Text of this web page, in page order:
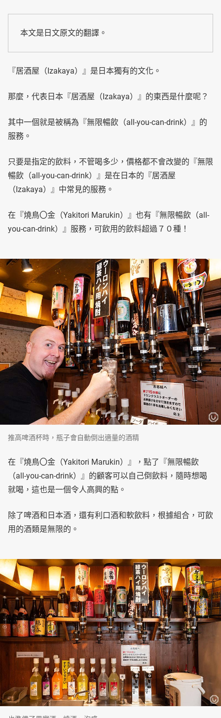
本文是日文原文的翻譯。
『居酒屋（Izakaya）』是日本獨有的文化。
那麼，代表日本『居酒屋（Izakaya）』的東西是什麼呢？
其中一個就是被稱為『無限暢飲（all-you-can-drink）』的
服務。
只要是指定的飲料，不管喝多少，價格都不會改變的『無限
暢飲（all-you-can-drink）』是在日本的『居酒屋
（Izakaya）』中常見的服務。
在『燒鳥〇金（Yakitori Marukin）』也有『無限暢飲（all-
you-can-drink）』服務，可飲用的飲料超過７０種！
推高啤酒杯時，瓶子會自動倒出適量的酒精
在『燒鳥〇金（Yakitori Marukin）』，點了『無限暢飲
（all-you-can-drink）』的顧客可以自己倒飲料，隨時想喝
就喝，這也是一個令人高興的點。
除了啤酒和日本酒，還有利口酒和軟飲料，根據組合，可飲
用的酒類是無限的。